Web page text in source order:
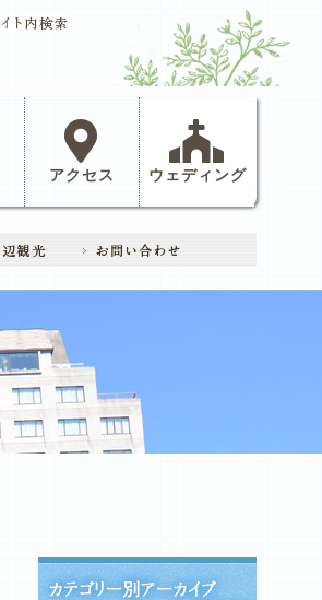
アクセス ウェディング